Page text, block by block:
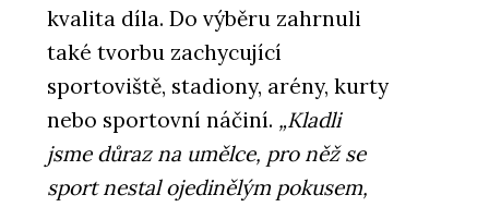
kvalita díla. Do výběru zahrnuli
také tvorbu zachycující
sportoviště, stadiony, arény, kurty
nebo sportovní náčiní. „Kladli
jsme důraz na umělce, pro něž se
sport nestal ojedinělým pokusem,